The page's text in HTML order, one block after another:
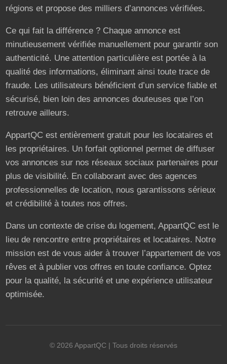
régions et propose des milliers d’annonces vérifiées.
Ce qui fait la différence ? Chaque annonce est
minutieusement vérifiée manuellement pour garantir son
authenticité. Une attention particulière est portée à la
qualité des informations, éliminant ainsi toute trace de
fraude. Les utilisateurs bénéficient d’un service fiable et
sécurisé, bien loin des annonces douteuses que l’on
retrouve ailleurs.
AppartQC est entièrement gratuit pour les locataires et
les propriétaires. Un forfait optionnel permet de diffuser
vos annonces sur nos réseaux sociaux partenaires pour
plus de visibilité. En collaborant avec des agences
professionnelles de location, nous garantissons sérieux
et crédibilité à toutes nos offres.
Dans un contexte de crise du logement, AppartQC est le
lieu de rencontre entre propriétaires et locataires. Notre
mission est de vous aider à trouver l’appartement de vos
rêves et à publier vos offres en toute confiance. Optez
pour la qualité, la sécurité et une expérience utilisateur
optimisée.
© 2026 AppartQC | Tous droits réservés